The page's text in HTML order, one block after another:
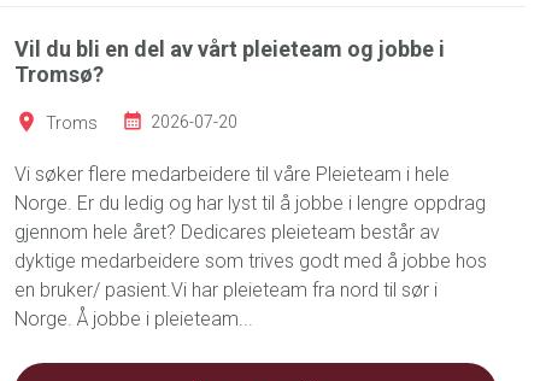
Vil du bli en del av vårt pleieteam og jobbe i
Tromsø?
Troms 2026-07-20
Vi søker flere medarbeidere til våre Pleieteam i hele
Norge. Er du ledig og har lyst til å jobbe i lengre oppdrag
gjennom hele året? Dedicares pleieteam består av
dyktige medarbeidere som trives godt med å jobbe hos
en bruker/ pasient.Vi har pleieteam fra nord til sør i
Norge. Å jobbe i pleieteam...